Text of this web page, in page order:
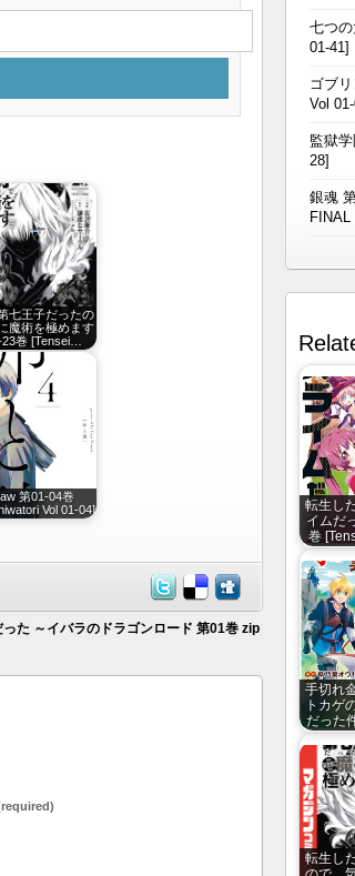
七王子だったの
魔術を極めます
23巻 [Tensei…
第01-04巻
Vol 01-04]
た ～イバラのドラゴンロード 第01巻 zip
七つ
01-41]
ゴブ
Vol
監獄
28]
銀魂
転生し
イムだ
巻
手切れ
トカゲ
だった
転生し